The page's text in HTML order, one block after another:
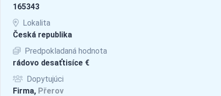
165343
Lokalita
Česká republika
Predpokladaná hodnota
rádovo desaťtisíce €
Dopytujúci
Firma, Přerov